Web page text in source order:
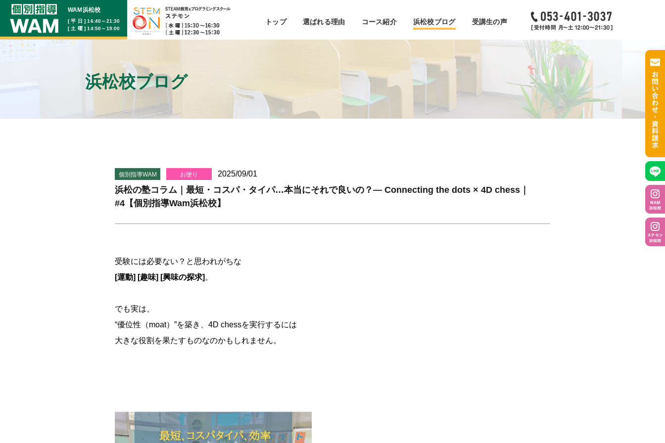
WAM浜松校
[ 平 日 ] 16:40～21:30
[ 土 曜 ] 14:50～19:00
トップ 選ばれる理由 コース紹介 浜松校ブログ 受講生の声
浜松校ブログ
個別指導WAM お便り 2025/09/01
浜松の塾コラム｜最短・コスパ・タイパ…本当にそれで良いの？— Connecting the dots × 4D chess｜
#4【個別指導Wam浜松校】
受験には必要ない？と思われがちな
[運動] [趣味] [興味の探求] 。
でも実は、
“優位性（moat）”を築き、4D chessを実行するには
大きな役割を果たすものなのかもしれません。